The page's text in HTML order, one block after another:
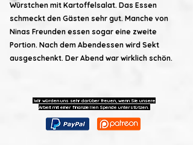
Würstchen mit Kartoffelsalat. Das Essen
schmeckt den Gästen sehr gut. Manche von
Ninas Freunden essen sogar eine zweite
Portion. Nach dem Abendessen wird Sekt
ausgeschenkt. Der Abend war wirklich schön.
Wir würden uns sehr darüber freuen, wenn Sie unsere
Arbeit mit einer finanziellen Spende unterstützen.